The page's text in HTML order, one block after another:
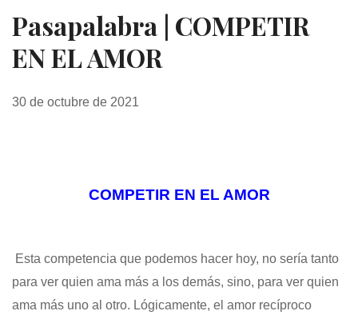
Pasapalabra | COMPETIR
EN EL AMOR
30 de octubre de 2021
COMPETIR EN EL AMOR
Esta competencia que podemos hacer hoy, no sería tanto
para ver quien ama más a los demás, sino, para ver quien
ama más uno al otro. Lógicamente, el amor recíproco